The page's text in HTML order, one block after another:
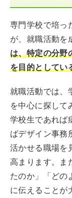
専門学校で培っ
が、就職活動を
は、特定の分野
を目的としてい
就職活動では、
を中心に探して
学校生であれば
ばデザイン事務
活かせる職場を
高まります。ま
たのか」「どの
に伝えることが